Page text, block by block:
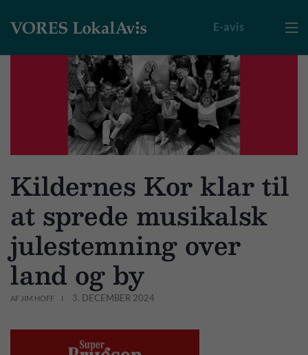

E-avis
Kildernes Kor klar til
at sprede musikalsk
julestemning over
land og by
AF JIM HOFF 3. DECEMBER 2024